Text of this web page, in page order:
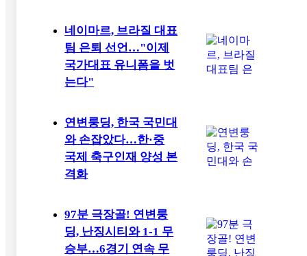
네이마르, 브라질 대표
팀 은퇴 선언…"이제
국가대표 유니폼을 벗
는다"
연변룽딩, 한국 국민대
와 손잡았다…한·중
국제 축구인재 양성 본
격화
97분 극장골! 연변룽
딩, 난징시티와 1-1 무
승부…6경기 연속 무